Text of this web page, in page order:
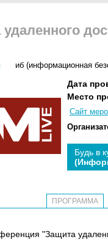
иб (информационная
Дата
Место
Сайт
Будь в
ПРОГРАММА
"Защита